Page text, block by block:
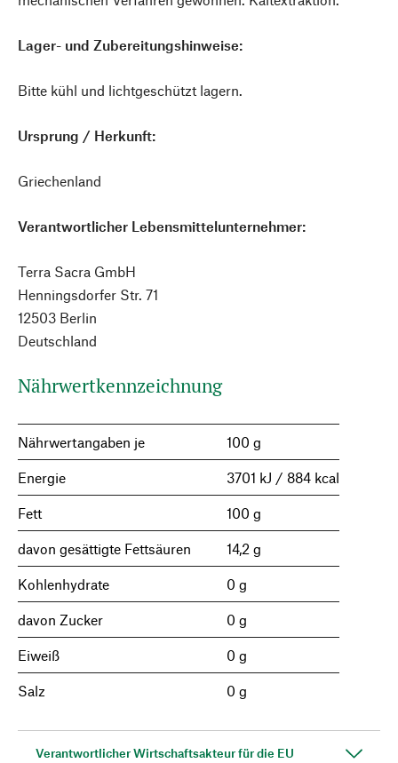
Lager- und Zubereitungshinweise:
Bitte kühl und lichtgeschützt lagern.
Ursprung / Herkunft:
Griechenland
Verantwortlicher Lebensmittelunternehmer:
Terra Sacra GmbH
Henningsdorfer Str. 71
12503 Berlin
Deutschland
Nährwertkennzeichnung
Nährwertangaben je 100 g
Energie 3701 kJ / 884 kcal
Fett 100 g
davon gesättigte Fettsäuren 14,2 g
Kohlenhydrate 0 g
davon Zucker 0 g
Eiweiß 0 g
Salz 0 g
Verantwortlicher Wirtschaftsakteur für die EU